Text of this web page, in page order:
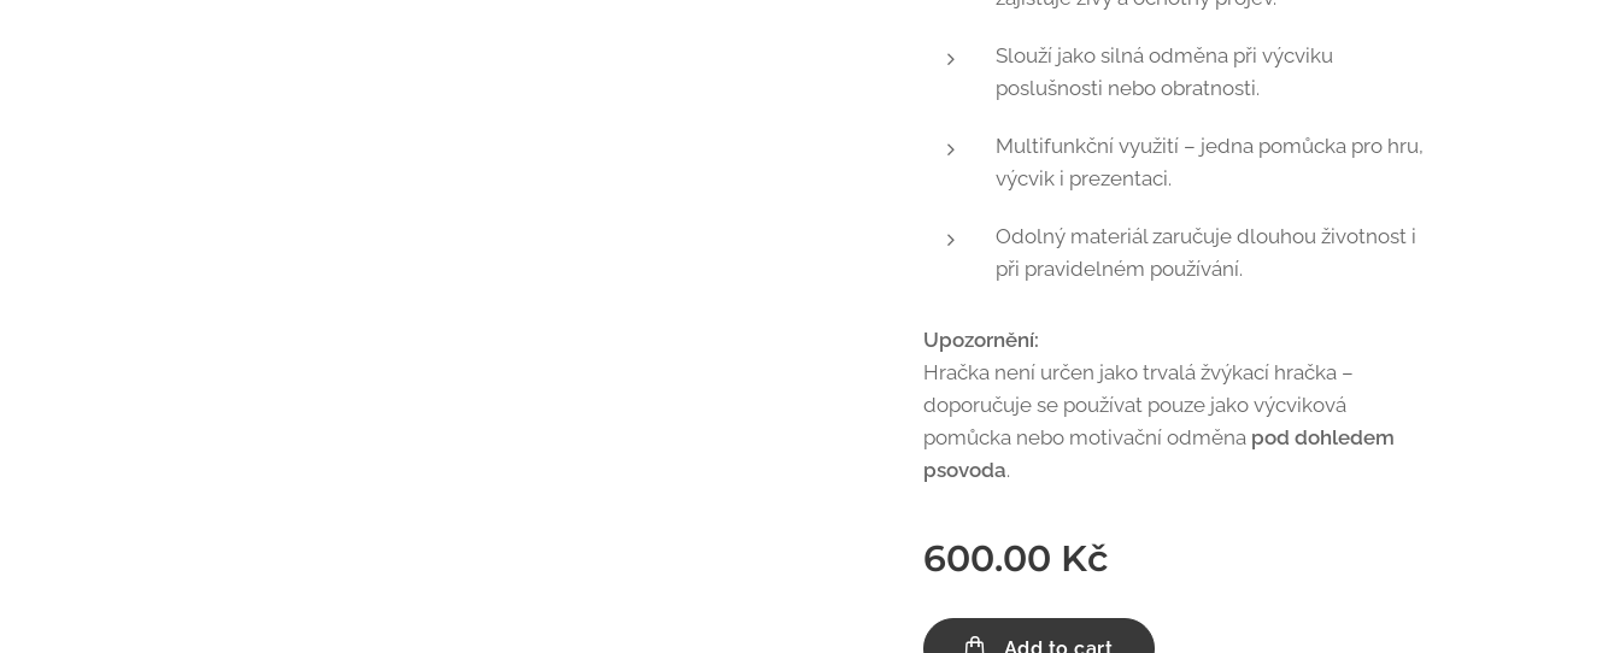
Slouží jako silná odměna při výcviku
poslušnosti nebo obratnosti.
Multifunkční využití – jedna pomůcka pro hru,
výcvik i prezentaci.
Odolný materiál zaručuje dlouhou životnost i
při pravidelném používání.
Upozornění:
Hračka není určen jako trvalá žvýkací hračka –
doporučuje se používat pouze jako výcviková
pomůcka nebo motivační odměna pod dohledem
psovoda.
600.00 Kč